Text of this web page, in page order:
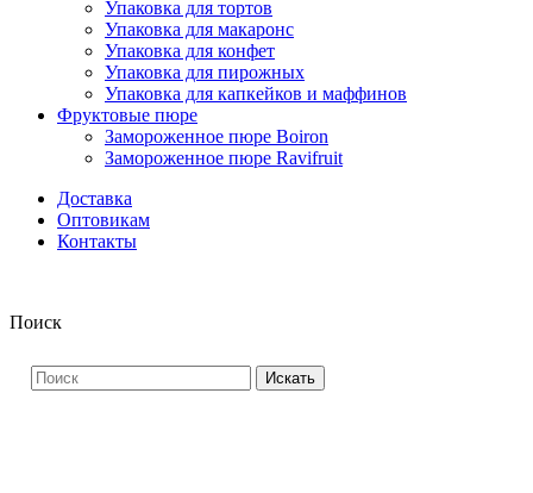
Упаковка для тортов
Упаковка для макаронс
Упаковка для конфет
Упаковка для пирожных
Упаковка для капкейков и маффинов
Фруктовые пюре
Замороженное пюре Boiron
Замороженное пюре Ravifruit
Доставка
Оптовикам
Контакты
Поиск
Искать